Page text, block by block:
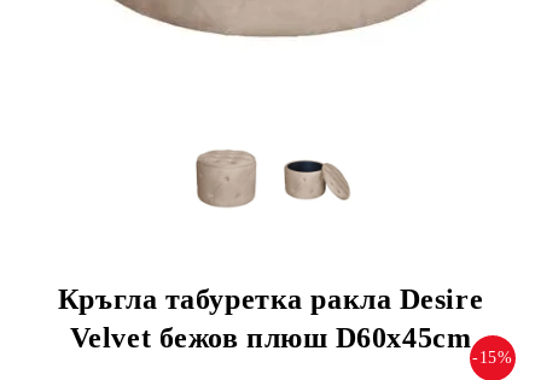
Кръгла табуретка ракла Desire
Velvet бежов плюш D60x45cm
-15%